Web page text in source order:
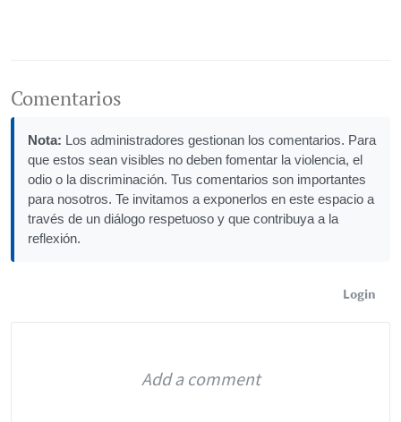
Comentarios
Nota: Los administradores gestionan los comentarios. Para
que estos sean visibles no deben fomentar la violencia, el
odio o la discriminación. Tus comentarios son importantes
para nosotros. Te invitamos a exponerlos en este espacio a
través de un diálogo respetuoso y que contribuya a la
reflexión.
Login